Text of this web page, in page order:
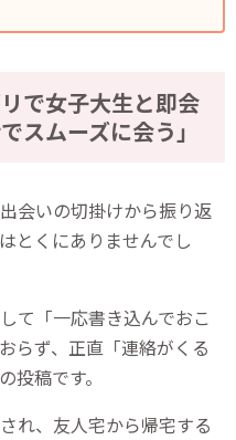
で女子大生と即会
スムーズに会う」
会いの切掛けから振り返
とくにありませんでし
て「一応書き込んでおこ
らず、正直「連絡がくる
投稿です。
れ、友人宅から帰宅する